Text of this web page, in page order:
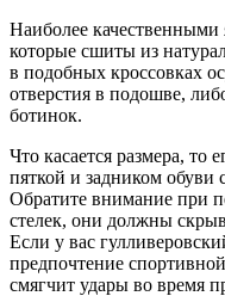
Наиболее качественными
которые сшиты из
в подобных кроссовках
отверстия в подошве,
ботинок.
Что касается размера, то
пяткой и задником обуви
Обратите внимание при
стелек, они должны
Если у вас
предпочтение
смягчит удары во время